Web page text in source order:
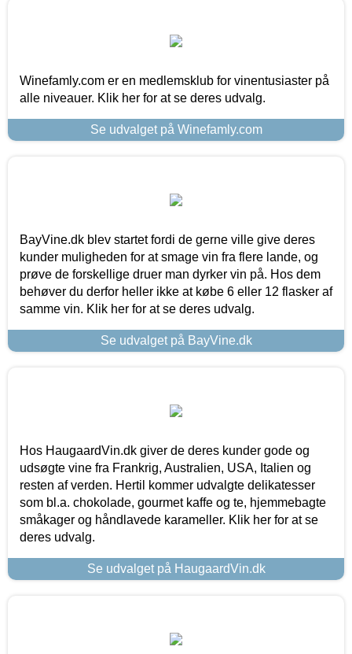
Winefamly.com er en medlemsklub for vinentusiaster på
alle niveauer. Klik her for at se deres udvalg.
Se udvalget på Winefamly.com
BayVine.dk blev startet fordi de gerne ville give deres
kunder muligheden for at smage vin fra flere lande, og
prøve de forskellige druer man dyrker vin på. Hos dem
behøver du derfor heller ikke at købe 6 eller 12 flasker af
samme vin. Klik her for at se deres udvalg.
Se udvalget på BayVine.dk
Hos HaugaardVin.dk giver de deres kunder gode og
udsøgte vine fra Frankrig, Australien, USA, Italien og
resten af verden. Hertil kommer udvalgte delikatesser
som bl.a. chokolade, gourmet kaffe og te, hjemmebagte
småkager og håndlavede karameller. Klik her for at se
deres udvalg.
Se udvalget på HaugaardVin.dk